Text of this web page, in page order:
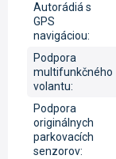
Autorádiá s
GPS
navigáciou:
Podpora
multifunkčného
volantu:
Podpora
originálnych
parkovacích
senzorov: